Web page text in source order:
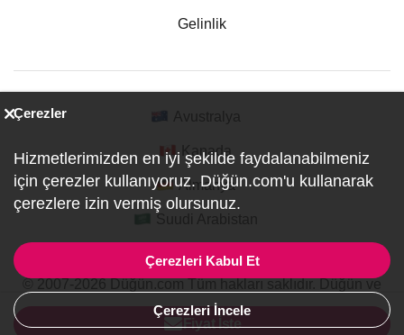
Fiyat İste
Gelinlik
Kanada
Almanya
Özel Etkinlik Online Planlama Sitesi.
ref:PI1-1-2790
Çerezler
Hizmetlerimizden en iyi şekilde faydalanabilmeniz
için çerezler kullanıyoruz. Düğün.com'u kullanarak
çerezlere izin vermiş olursunuz.
Çerezleri Kabul Et
Çerezleri İncele